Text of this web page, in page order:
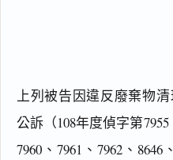
上列被告因違反廢棄物
公訴（108年度偵字第7955
7960、7961、7962、8646